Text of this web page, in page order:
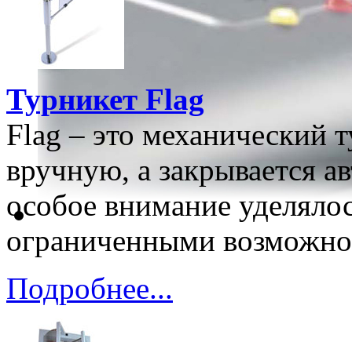
Турникет Flag
Flag – это механический
вручную, а закрывается
особое внимание
ограниченными
Подробнее...